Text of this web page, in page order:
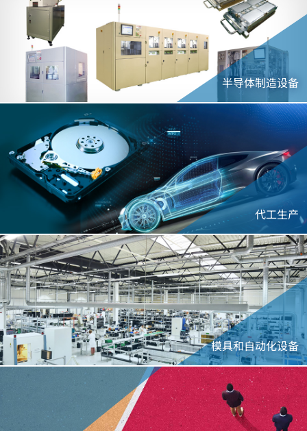
半导体制造设备
代工生产
模具和自动化设备